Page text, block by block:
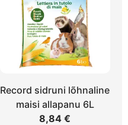
Record sidruni lõhnaline
maisi allapanu 6L
8,84€